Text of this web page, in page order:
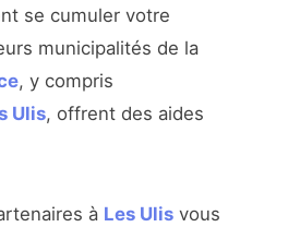
se cumuler votre
municipalités de la
, y compris
Ulis, offrent des aides
à Les Ulis vous